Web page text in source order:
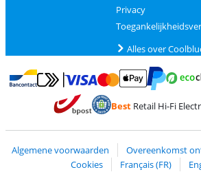
Privacy
Alles over
Betalen met Bancontact
Betalen met MasterCard en Visa via
Betalen met
BestRetail Hi-Fi
Algemene voorwaarden Overeenkomst
Cookies
Français (FR)